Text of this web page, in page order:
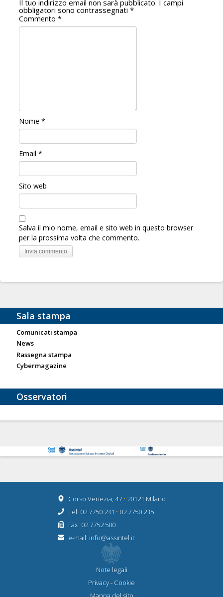
Il tuo indirizzo email non sarà pubblicato. I campi
obbligatori sono contrassegnati*
Commento*
Nome*
Email*
Sito web
Salva il mio nome, email e sito web in questo browser
per la prossima volta che commento.
Sala stampa
Comunicati stampa
News
Rassegna stampa
Cybermagazine
Osservatori
Corso Venezia, 47 • 20121 Milano
Tel. 02 7750.231 • 02 7750 235
Fax. 02 7752 500
e-mail: info@assintel.it
Note legali
Privacy- Cookie